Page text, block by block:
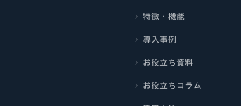
特徴・機能
導入事例
お役立ち資料
お役立ちコラム